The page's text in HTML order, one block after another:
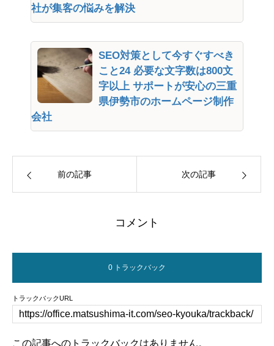
社が集客の悩みを解決
SEO対策として今すぐすべき
こと24 必要な文字数は800文
字以上 サポートが安心の三重
県伊勢市のホームページ制作
会社
前の記事 次の記事
コメント
0 トラックバック
トラックバックURL
この記事へのトラックバックはありません。